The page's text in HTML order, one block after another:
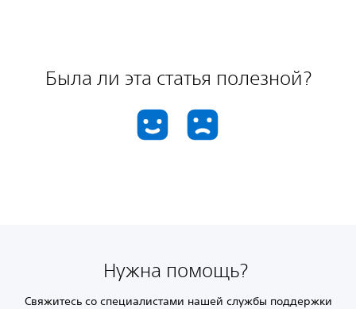
Была ли эта статья полезной?
Нужна помощь?
Свяжитесь со специалистами нашей службы поддержки